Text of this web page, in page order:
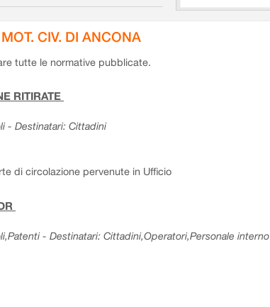
CIV. DI ANCONA
tutte le normative pubblicate.
RITIRATE
- Destinatari: Cittadini
di circolazione pervenute in Ufficio
- Destinatari: Cittadini,Operatori,Personale interno